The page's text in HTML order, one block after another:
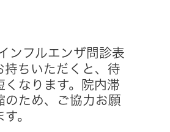
ンフルエンザ問診表
持ちいただくと、待
くなります。院内滞
のため、ご協力お願
。